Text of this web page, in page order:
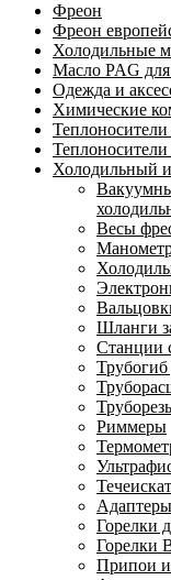
Фреон
Фреон
Холодильные
Масло PAG
Одежда и
Химические
Холодильный
Весы
Шланги
Станции
Риммеры
Горелки
Горелки
Припои